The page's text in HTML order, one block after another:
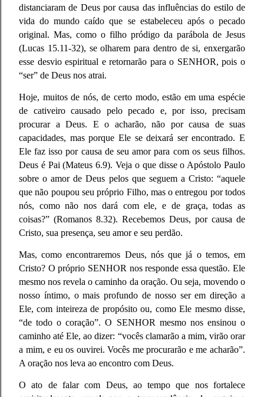
distanciaram de Deus por causa das influências do estilo de
vida do mundo caído que se estabeleceu após o pecado
original. Mas, como o filho pródigo da parábola de Jesus
(Lucas 15.11-32), se olharem para dentro de si, enxergarão
esse desvio espiritual e retornarão para o SENHOR, pois o
“ser” de Deus nos atrai.
Hoje, muitos de nós, de certo modo, estão em uma espécie
de cativeiro causado pelo pecado e, por isso, precisam
procurar a Deus. E o acharão, não por causa de suas
capacidades, mas porque Ele se deixará ser encontrado. E
Ele faz isso por causa de seu amor para com os seus filhos.
Deus é Pai (Mateus 6.9). Veja o que disse o Apóstolo Paulo
sobre o amor de Deus pelos que seguem a Cristo: “aquele
que não poupou seu próprio Filho, mas o entregou por todos
nós, como não nos dará com ele, e de graça, todas as
coisas?” (Romanos 8.32). Recebemos Deus, por causa de
Cristo, sua presença, seu amor e seu perdão.
Mas, como encontraremos Deus, nós que já o temos, em
Cristo? O próprio SENHOR nos responde essa questão. Ele
mesmo nos revela o caminho da oração. Ou seja, movendo o
nosso íntimo, o mais profundo de nosso ser em direção a
Ele, com inteireza de propósito ou, como Ele mesmo disse,
“de todo o coração”. O SENHOR mesmo nos ensinou o
caminho até Ele, ao dizer: “vocês clamarão a mim, virão orar
a mim, e eu os ouvirei. Vocês me procurarão e me acharão”.
A oração nos leva ao encontro com Deus.
O ato de falar com Deus, ao tempo que nos fortalece